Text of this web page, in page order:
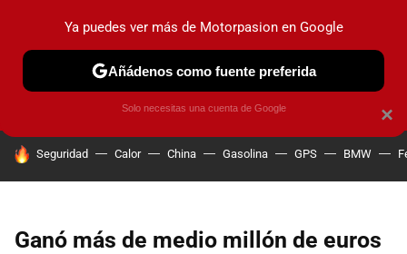
PRUEBAS COCHES ELÉCTRICOS OBSERVATORIO
HOY SE HABLA DE
Seguridad Calor China Gasolina GPS BMW
Ganó más de medio millón de euros
×
Ya puedes ver más de Motorpasion en Google
Añádenos como fuente preferida
Solo necesitas una cuenta de Google